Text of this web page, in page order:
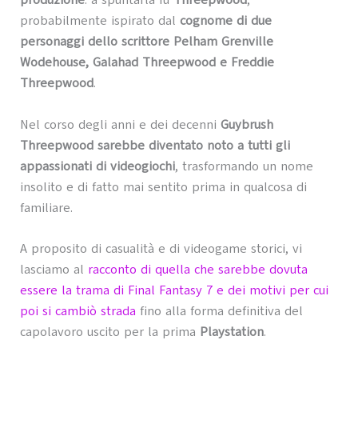
probabilmente ispirato dal cognome di due
personaggi dello scrittore Pelham Grenville
Wodehouse, Galahad Threepwood e Freddie
Threepwood.
Nel corso degli anni e dei decenni Guybrush
Threepwood sarebbe diventato noto a tutti gli
appassionati di videogiochi, trasformando un nome
insolito e di fatto mai sentito prima in qualcosa di
familiare.
A proposito di casualità e di videogame storici, vi
lasciamo al racconto di quella che sarebbe dovuta
essere la trama di Final Fantasy 7 e dei motivi per cui
poi si cambiò strada fino alla forma definitiva del
capolavoro uscito per la prima Playstation.